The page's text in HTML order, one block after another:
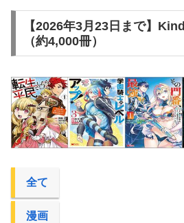
【2026年3月23日まで】
（約4,000冊）
全て
漫画